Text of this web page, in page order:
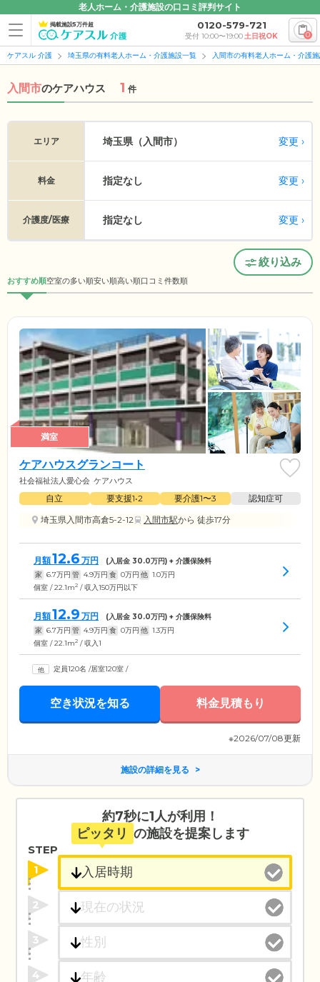
老人ホーム・介護施設の口コミ評判サイト
掲載施設5万件超 0120-579-721
受付 10:00〜19:00土日祝OK 0
ケアスル 介護 埼玉県の有料老人ホーム・介護施設一覧 入間市の有料老人ホーム・介護
入間市のケアハウス 1 件
エリア 埼玉県（入間市） 変更
料金 指定なし 変更
介護度/医療 指定なし 変更
絞り込み
おすすめ順空室の多い順安い順高い順口コミ件数順
満室
ケアハウスグランコート
社会福祉法人愛心会 ケアハウス
自立 要支援1•2 要介護1〜3
認知症可
埼玉県入間市高倉5-2-12
入間市駅から 徒歩17分
月額12.6 万円 (入居金 30.0万円) + 介護保険料
家 6.7万円 管 4.9万円 食 0万円 他 1.0万円
個室 / 22.1m2 / 収入150万円以下
月額12.9 万円 (入居金 30.0万円) + 介護保険料
家 6.7万円 管 4.9万円 食 0万円 他 1.3万円
個室 / 22.1m2 / 収入1
定員120名 /居室120室 /
空き状況を知る 料金見積もり
※2026/07/08更新
施設の詳細を見る
約7秒に1人が利用！
ピッタリ の施設を提案します
STEP
1
2
3
4